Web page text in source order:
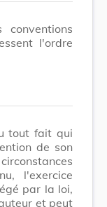
l'ordre
tout fait qui
de son
l'exercice
par la loi,
et peut